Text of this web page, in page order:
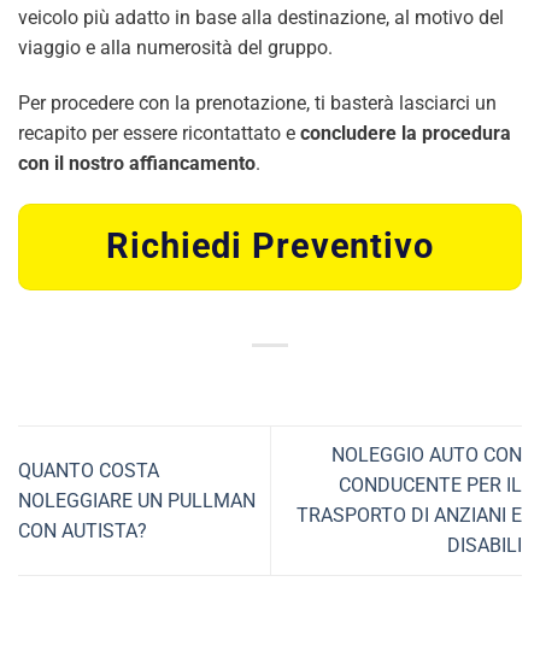
veicolo più adatto in base alla destinazione, al motivo del
viaggio e alla numerosità del gruppo.
Per procedere con la prenotazione, ti basterà lasciarci un
recapito per essere ricontattato e concludere la procedura
con il nostro affiancamento.
Richiedi Preventivo
QUANTO COSTA
NOLEGGIARE UN PULLMAN
CON AUTISTA?
NOLEGGIO AUTO CON
CONDUCENTE PER IL
TRASPORTO DI ANZIANI E
DISABILI